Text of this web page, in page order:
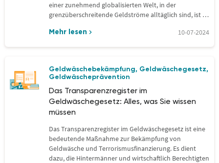
einer zunehmend globalisierten Welt, in der
grenzüberschreitende Geldströme alltäglich sind, ist es
um Geldwäsche…
Mehr lesen 10-07-2024
Geldwäschebekämpfung, Geldwäschegesetz,
Geldwäscheprävention
Das Transparenzregister im
Geldwäschegesetz: Alles, was Sie wissen
müssen
Das Transparenzregister im Geldwäschegesetz ist eine
bedeutende Maßnahme zur Bekämpfung von
Geldwäsche und Terrorismusfinanzierung. Es dient
dazu, die Hintermänner und wirtschaftlich Berechtigten